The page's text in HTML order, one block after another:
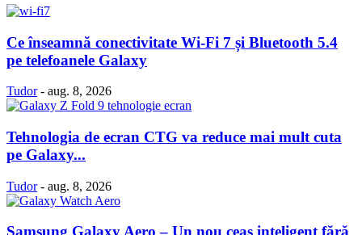
Ce înseamnă conectivitate Wi-Fi 7 și Bluetooth 5.4
pe telefoanele Galaxy
Tudor - aug. 8, 2026
Tehnologia de ecran CTG va reduce mai mult cuta
pe Galaxy...
Tudor - aug. 8, 2026